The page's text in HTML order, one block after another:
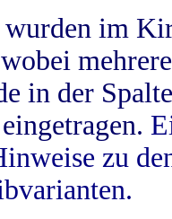
im
in der
zu